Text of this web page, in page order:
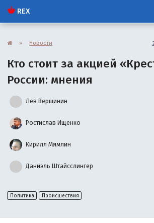
REX
» Новости
Кто стоит за акцией
России: мнения
Лев Вершинин
Ростислав Ищенко
Кирилл Мямлин
Даниэль Штайсслингер
Политика Происшествия